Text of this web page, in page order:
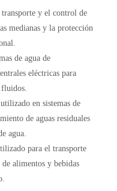
transporte y el control de
medianas y la protección
de agua de
eléctricas para
utilizado en sistemas de
de aguas residuales
agua.
para el transporte
alimentos y bebidas